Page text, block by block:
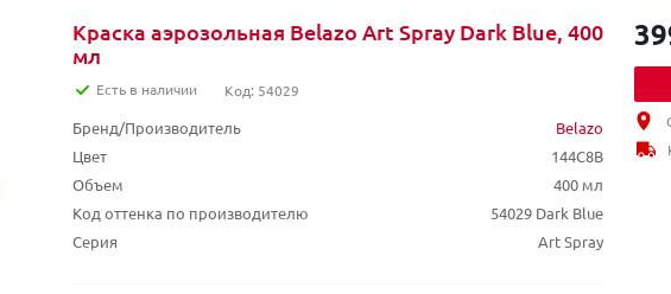
Краска аэрозольная Belazo Art Spray Dark Blue, 400
мл
Есть в наличии Код: 54029
Бренд/Производитель
Belazo
Цвет
144C8B
Объем
400 мл
Код оттенка по производителю
54029 Dark Blue
Серия
Art Spray